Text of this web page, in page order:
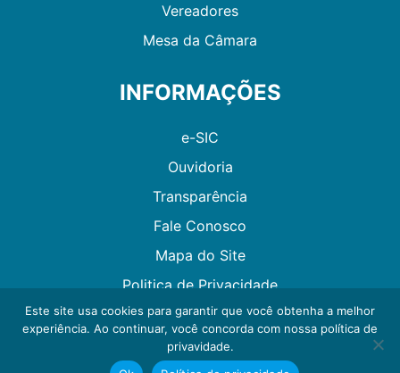
Vereadores
Mesa da Câmara
INFORMAÇÕES
e-SIC
Ouvidoria
Transparência
Fale Conosco
Mapa do Site
Politica de Privacidade
Desenvolvido por GMAES
Este site usa cookies para garantir que você obtenha a melhor
experiência. Ao continuar, você concorda com nossa política de
privavidade.